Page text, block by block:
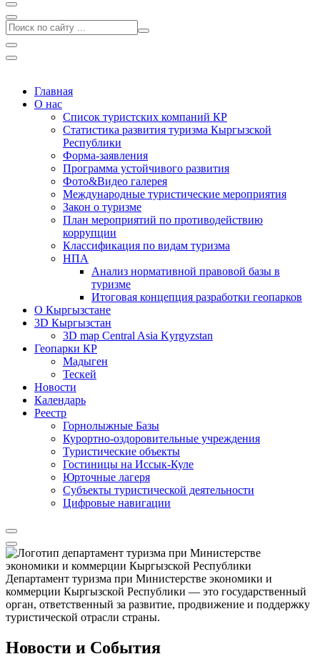
Главная
О нас
Список туристских компаний КР
Статистика развития туризма Кыргызской
Республики
Форма-заявления
Программа устойчивого развития
Фото&Видео галерея
Международные туристические мероприятия
Закон о туризме
План мероприятий по противодействию
коррупции
Классификация по видам туризма
НПА
Анализ нормативной правовой базы в
туризме
Итоговая концепция разработки геопарков
О Кыргызстане
3D Кыргызстан
3D map Central Asia Kyrgyzstan
Геопарки КР
Мадыген
Тескей
Новости
Календарь
Реестр
Горнолыжные Базы
Курортно-оздоровительные учреждения
Туристические объекты
Гостиницы на Иссык-Куле
Юрточные лагеря
Cубъекты туристической деятельности
Цифровые навигации
Департамент туризма при Министерстве экономики и
коммерции Кыргызской Республики — это государственный
орган, ответственный за развитие, продвижение и поддержку
туристической отрасли страны.
Новости и События